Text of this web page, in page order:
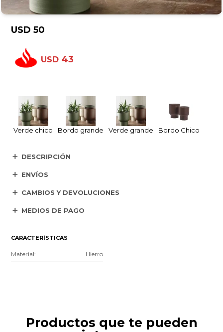
USD 50
USD 43
Verde chico Bordo grande Verde grande Bordo Chico
DESCRIPCIÓN
ENVÍOS
CAMBIOS Y DEVOLUCIONES
MEDIOS DE PAGO
CARACTERÍSTICAS
Material Hierro
Productos que te pueden